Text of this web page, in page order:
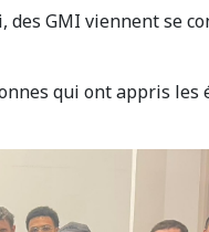
des GMI viennent se
qui ont appris